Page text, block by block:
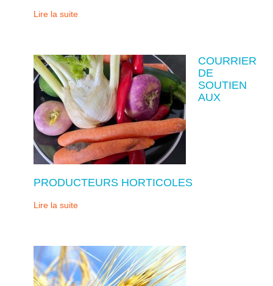
Lire la suite
COURRIER
DE
SOUTIEN
AUX
PRODUCTEURS HORTICOLES
Lire la suite